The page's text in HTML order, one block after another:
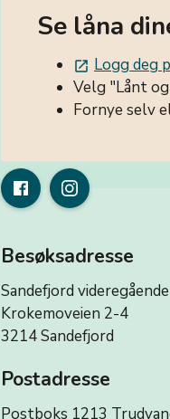
Se låna
launch Logg deg
Velg "Lånt
Fornye selv
Besøksadresse
Sandefjord
Krokemoveien 2-4
3214 Sandefjord
Postadresse
Postboks 1213